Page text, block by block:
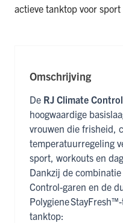
actieve tanktop voor
Omschrijving
De RJ Climate
hoogwaardige
vrouwen die frisheid,
temperatuurregeling
sport, workouts en
Dankzij de
Control-garen en de
Polygiene
tanktop: